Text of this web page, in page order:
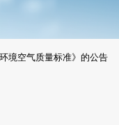
境空气质量标准》的公告